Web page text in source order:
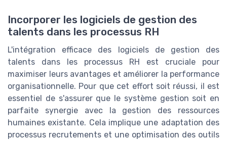
Incorporer les logiciels de gestion des
talents dans les processus RH
L'intégration efficace des logiciels de gestion des
talents dans les processus RH est cruciale pour
maximiser leurs avantages et améliorer la performance
organisationnelle. Pour que cet effort soit réussi, il est
essentiel de s'assurer que le système gestion soit en
parfaite synergie avec la gestion des ressources
humaines existante. Cela implique une adaptation des
processus recrutements et une optimisation des outils